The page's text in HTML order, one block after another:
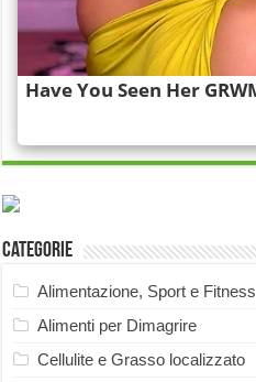
Categorie
Alimentazione, Sport e Fitness
Alimenti per Dimagrire
Cellulite e Grasso localizzato